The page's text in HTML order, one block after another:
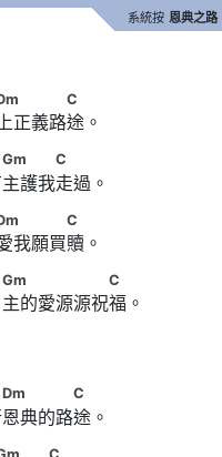
系統按 恩典之路
Dm　　　　C
C
正義路途。
Gm　　　C
Gm C
護我走過。
Dm　　　　C
C
我願買贖。
　　　　　　C
Gm C
的愛源源祝福。
Dm　　　　C
Dm C
典的路途。
Gm　　　C